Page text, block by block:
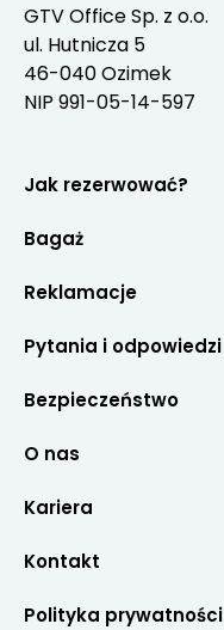
GTV Office Sp. z o.o.
ul. Hutnicza 5
46-040 Ozimek
NIP 991-05-14-597
Jak rezerwować?
Bagaż
Reklamacje
Pytania i odpowiedzi
Bezpieczeństwo
O nas
Kariera
Kontakt
Polityka prywatności